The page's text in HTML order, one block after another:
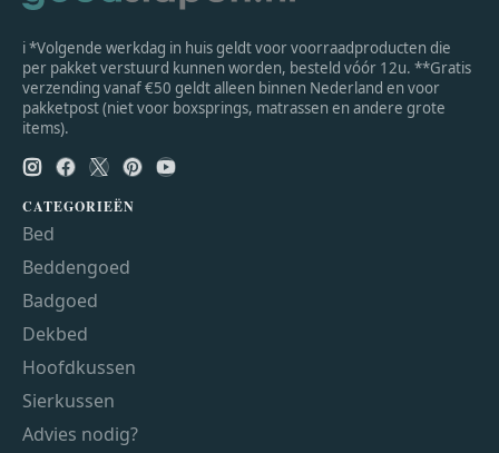
ℹ *Volgende werkdag in huis geldt voor voorraadproducten die
per pakket verstuurd kunnen worden, besteld vóór 12u. **Gratis
verzending vanaf €50 geldt alleen binnen Nederland en voor
pakketpost (niet voor boxsprings, matrassen en andere grote
items).
CATEGORIEËN
Bed
Beddengoed
Badgoed
Dekbed
Hoofdkussen
Sierkussen
Advies nodig?